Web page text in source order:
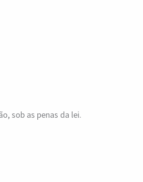
sob as penas da lei.